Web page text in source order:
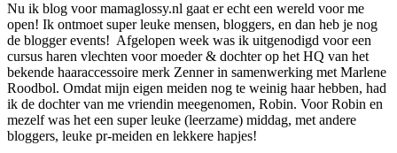
Nu ik blog voor mamaglossy.nl gaat er echt een wereld voor me
open! Ik ontmoet super leuke mensen, bloggers, en dan heb je nog
de blogger events! Afgelopen week was ik uitgenodigd voor een
cursus haren vlechten voor moeder & dochter op het HQ van het
bekende haaraccessoire merk Zenner in samenwerking met Marlene
Roodbol. Omdat mijn eigen meiden nog te weinig haar hebben, had
ik de dochter van me vriendin meegenomen, Robin. Voor Robin en
mezelf was het een super leuke (leerzame) middag, met andere
bloggers, leuke pr-meiden en lekkere hapjes!